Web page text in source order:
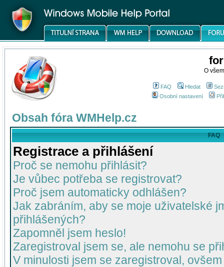
O
FAQ Hledat
Osobní nastavení
Obsah fóra WMHelp.cz
FAQ
Registrace a přihlášení
Proč se nemohu přihlásit?
Je vůbec potřeba se registrovat?
Proč jsem automaticky odhlášen?
Jak zabráním, aby se moje uživatelské
přihlášených?
Zapomněl jsem heslo!
Zaregistroval jsem se, ale nemohu se
V minulosti jsem se zaregistroval,